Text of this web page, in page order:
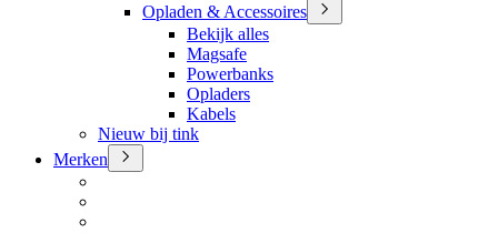
Opladen & Accessoires
Bekijk alles
Magsafe
Powerbanks
Opladers
Kabels
Nieuw bij tink
Merken